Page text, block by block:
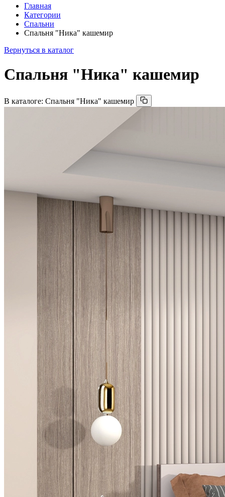
Главная
Категории
Спальни
Спальня "Ника" кашемир
Вернуться в каталог
Спальня "Ника" кашемир
В каталоге: Спальня "Ника" кашемир